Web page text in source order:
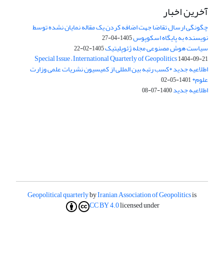
آخرین اخبار
چگونگی ارسال تقاضا جهت اضافه کردن یک مقاله نمایان نشده توسط
نویسنده به پایگاه اسکوپوس1405-04-27
سیاست هوش مصنوعی مجله ژئوپلیتیک1405-02-22
Special Issue – International Quarterly of Geopolitics1404-09-21
اطلاعیه جدید *کسب رتبه بین المللی از کمیسیون نشریات علمی وزارت
علوم*1401-05-02
اطلاعیه جدید1400-07-08
Geopolitical quarterlybyIranian Association of Geopoliticsis
licensed under
CC BY 4.0